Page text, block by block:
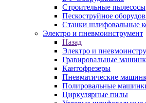
Строительные пылесосы
Пескоструйное
Станки шлифовальные
Электро и пневмоинструмент
Назад
Электро и
Гравировальные
Кантофрезеры
Пневматические
Полировальные
Циркулярные пилы